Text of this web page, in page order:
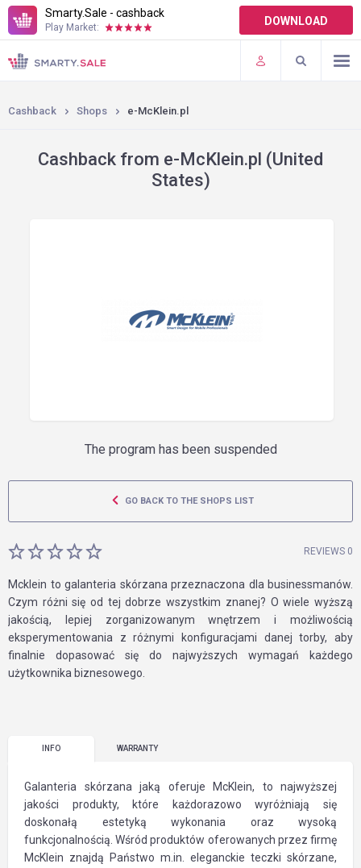
Smarty.Sale - cashback
Play Market: DOWNLOAD
TERMS OF USE
PLUGINS
Cashback Shops e-McKlein.pl
Cashback from e-McKlein.pl (United
States)
The program has been suspended
GO BACK TO THE SHOPS LIST
REVIEWS 0
Mcklein to galanteria skórzana przeznaczona dla businessmanów.
Czym różni się od tej dobrze wszystkim znanej? O wiele wyższą
jakością, lepiej zorganizowanym wnętrzem i możliwością
eksperymentowania z różnymi konfiguracjami danej torby, aby
finalnie dopasować się do najwyższych wymagań każdego
użytkownika biznesowego.
INFO WARRANTY
Galanteria skórzana jaką oferuje McKlein, to najwyższej
jakości produkty, które każdorazowo wyróżniają się
doskonałą estetyką wykonania oraz wysoką
funkcjonalnością. Wśród produktów oferowanych przez firmę
McKlein znajdą Państwo m.in. eleganckie teczki skórzane,